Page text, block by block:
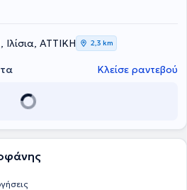
στην Στρατιωτική Ανώτατη
ιατρεία του αντιμετωπίζει
την εγνωσμένη, άρτια
σύμβουλο τον αδιαμφισβήτητο
ΑΤΤΙΚΗ 2,3 km
Κλείσε ραντεβού